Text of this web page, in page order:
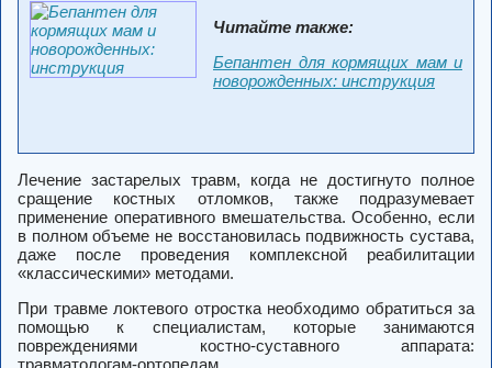
Читайте также:
Бепантен для кормящих мам и
новорожденных: инструкция
Лечение застарелых травм, когда не достигнуто полное
сращение костных отломков, также подразумевает
применение оперативного вмешательства. Особенно, если
в полном объеме не восстановилась подвижность сустава,
даже после проведения комплексной реабилитации
«классическими» методами.
При травме локтевого отростка необходимо обратиться за
помощью к специалистам, которые занимаются
повреждениями костно-суставного аппарата: